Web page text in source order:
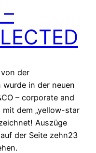
der
in der neuen
– corporate and
dem „yellow-star
Auszüge
der Seite zehn23